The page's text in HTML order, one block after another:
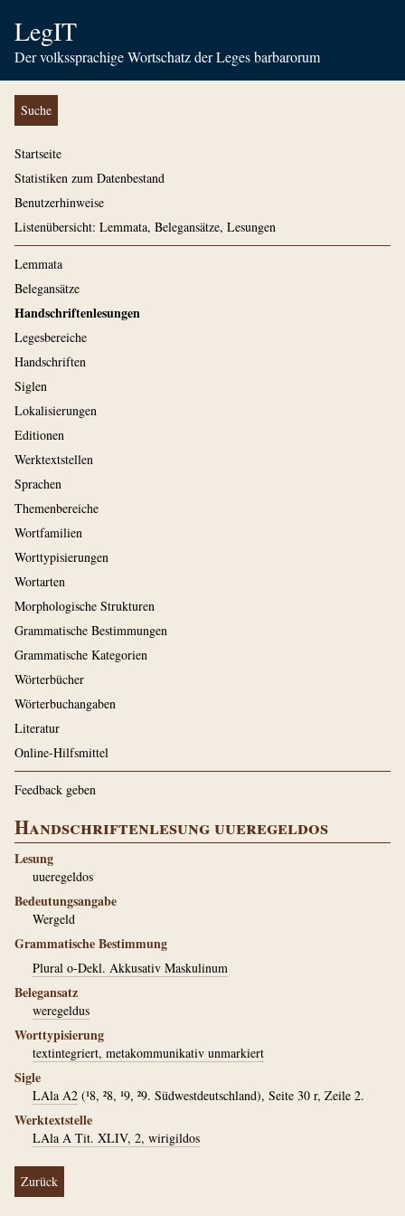
LegIT
Der volkssprachige Wortschatz der Leges barbarorum
Suche
Startseite
Statistiken zum Datenbestand
Benutzerhinweise
Listenübersicht: Lemmata, Belegansätze, Lesungen
Lemmata
Belegansätze
Handschriftenlesungen
Legesbereiche
Handschriften
Siglen
Lokalisierungen
Editionen
Werktextstellen
Sprachen
Themenbereiche
Wortfamilien
Worttypisierungen
Wortarten
Morphologische Strukturen
Grammatische Bestimmungen
Grammatische Kategorien
Wörterbücher
Wörterbuchangaben
Literatur
Online-Hilfsmittel
Feedback geben
Handschriftenlesung uueregeldos
Lesung
uueregeldos
Bedeutungsangabe
Wergeld
Grammatische Bestimmung
Plural o-Dekl. Akkusativ Maskulinum
Belegansatz
weregeldus
Worttypisierung
textintegriert, metakommunikativ unmarkiert
Sigle
LAla A2 (¹8, ²8, ¹9, ²9. Südwestdeutschland), Seite 30 r, Zeile 2.
Werktextstelle
LAla A Tit. XLIV, 2, wirigildos
Zurück